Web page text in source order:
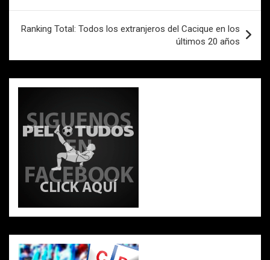
k
p
entradas
Ranking Total: Todos los extranjeros del Cacique en los
últimos 20 años